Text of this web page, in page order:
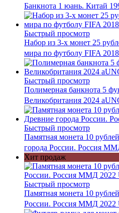
Банкнота 1 юань. Китай
Быстрый просмотр
Набор из 3-х монет 25
мира по футболу FIFA
Быстрый просмотр
Полимерная банкнота 5
Великобритания 2024
Быстрый просмотр
Памятная монета 10
города России. Россия
Хит продаж
Быстрый просмотр
Памятная монета 10
России. Россия ММД 2022